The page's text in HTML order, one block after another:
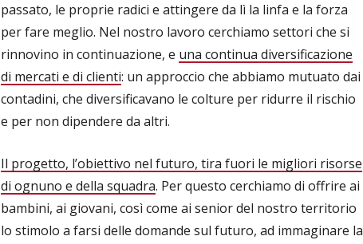
passato, le proprie radici e attingere da lì la linfa e la forza
per fare meglio. Nel nostro lavoro cerchiamo settori che si
rinnovino in continuazione, e una continua diversificazione
di mercati e di clienti: un approccio che abbiamo mutuato dai
contadini, che diversificavano le colture per ridurre il rischio
e per non dipendere da altri.
Il progetto, l’obiettivo nel futuro, tira fuori le migliori risorse
di ognuno e della squadra. Per questo cerchiamo di offrire ai
bambini, ai giovani, così come ai senior del nostro territorio
lo stimolo a farsi delle domande sul futuro, ad immaginare la